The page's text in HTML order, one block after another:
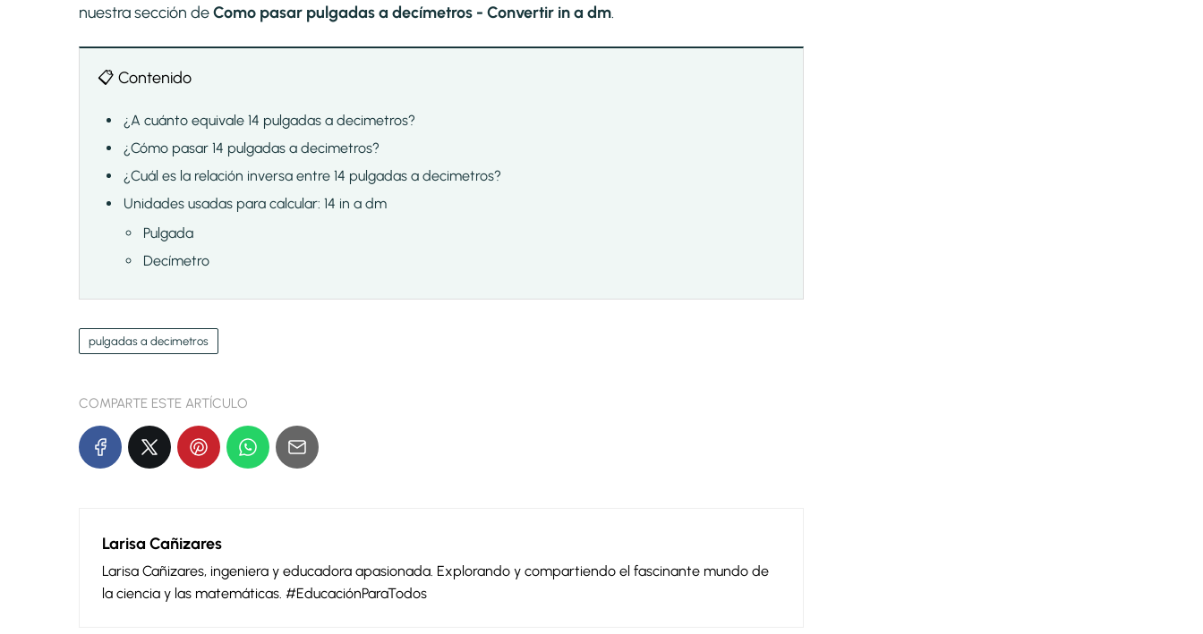
nuestra sección deComo pasar pulgadas a decímetros - Convertir in a dm.
📋 Contenido
¿A cuánto equivale 14 pulgadas a decimetros?
¿Cómo pasar 14 pulgadas a decimetros?
¿Cuál es la relación inversa entre 14 pulgadas a decimetros?
Unidades usadas para calcular: 14 in a dm
Pulgada
Decímetro
pulgadas a decimetros
COMPARTE ESTE ARTÍCULO
Larisa Cañizares
Larisa Cañizares, ingeniera y educadora apasionada. Explorando y compartiendo el fascinante mundo de
la ciencia y las matemáticas. #EducaciónParaTodos